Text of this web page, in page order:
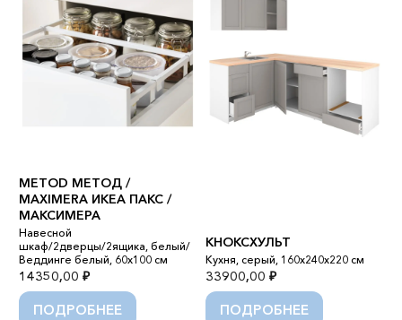
METOD МЕТОД /
MAXIMERA ИКЕА ПАКС /
МАКСИМЕРА
Навесной
шкаф/2дверцы/2ящика, белый/
Веддинге белый, 60x100 см
14350,00 ₽
ПОДРОБНЕЕ
КНОКСХУЛЬТ
Кухня, серый, 160x240x220 см
33900,00 ₽
ПОДРОБНЕЕ